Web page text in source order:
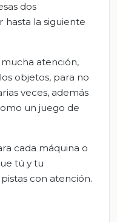
dos
hasta la siguiente
atención,
objetos, para no
veces, además
un juego de
cada máquina o
tú y tu
con atención.